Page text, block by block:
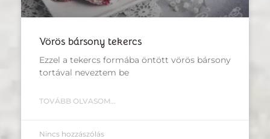
Vörös bársony tekercs
Ezzel a tekercs formába öntött vörös bársony
tortával neveztem be
TOVÁBB OLVASOM...
Nincs hozzászólás